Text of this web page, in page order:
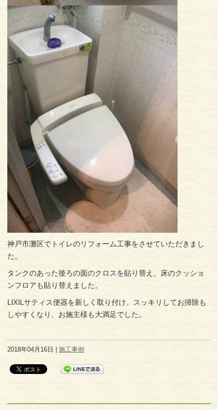
神戸市灘区でトイレのリフォーム工事をさせていただきまし
た。
タンクのあった後ろの面のクロスを貼り替え、床のクッショ
ンフロアも貼り替えました。
LIXILサティス便器を新しく取り付け、スッキリしてお掃除も
しやすくなり、お施主様も大満足でした。
2018年04月16日 | 施工事例